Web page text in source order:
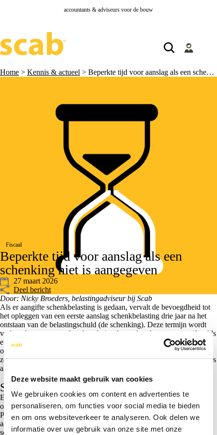
Deze website maakt gebruik van cookies
We gebruiken cookies om content en advertenties te
personaliseren, om functies voor social media te bieden
en om ons websiteverkeer te analyseren. Ook delen we
informatie over uw gebruik van onze site met onze
accountants & adviseurs voor de bouw
Home > Kennis & actueel > Beperkte tijd voor aanslag als een schenking niet is aangegeven
Fiscaal
Beperkte tijd voor aanslag als een
schenking niet is aangegeven
27 maart 2026
Deel bericht
Door: Nicky Broeders, belastingadviseur bij Scab
Als er aangifte schenkbelasting is gedaan, vervalt de bevoegdheid tot
het opleggen van een eerste aanslag schenkbelasting drie jaar na het
ontstaan van de belastingschuld (de schenking). Deze termijn wordt
verlengd met eventueel verleend uitstel voor het doen van aangifte. Als
er geen aangifte is gedaan, vervalt de bevoegdheid drie jaar na het
overlijden van de schenker of de begiftigde. Het cruciale woord 'of'
zorgt voor discussie. Begint de verjaring bij het eerste overlijden of pas
als beide partijen zijn overleden?
Schenking zonder aangifte
Een echtgenoot schenkt in 2006 € 4 miljoen aan zijn vrouw. Hij
overlijdt in 2007, maar van de schenking wordt geen aangifte gedaan.
Pas in 2019 meldt de vrouw via een inkeerregeling het eerder niet
aangegeven vermogen. De Belastingdienst legt in 2021 een aanslag
schenkbelasting op van ruim € 1 miljoen. De vrouw stelt dat de